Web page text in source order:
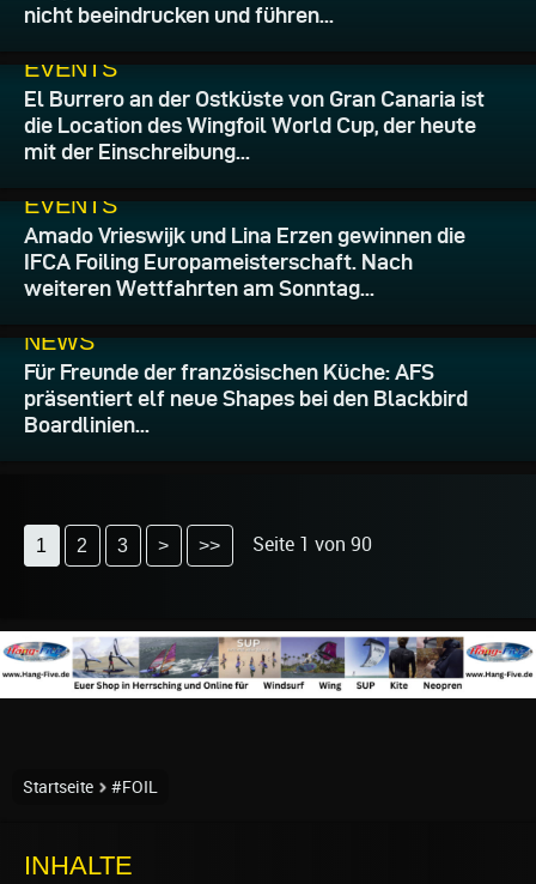
nicht beeindrucken und führen...
EVENTS
El Burrero an der Ostküste von Gran Canaria ist
die Location des Wingfoil World Cup, der heute
mit der Einschreibung...
EVENTS
Amado Vrieswijk und Lina Erzen gewinnen die
IFCA Foiling Europameisterschaft. Nach
weiteren Wettfahrten am Sonntag...
NEWS
Für Freunde der französischen Küche: AFS
präsentiert elf neue Shapes bei den Blackbird
Boardlinien...
1 2 3 > >> Seite 1 von 90
Startseite #FOIL
INHALTE